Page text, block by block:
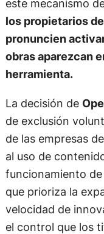
este mecanismo
los propietarios
pronuncien
obras aparezcan
herramienta.
La decisión de
de exclusión
de las empresas de
al uso de
funcionamiento
que prioriza la
velocidad de
el control que los